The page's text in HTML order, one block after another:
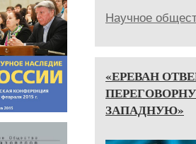
Научное
«ЕРЕВАН
ЗАПАДНУЮ»